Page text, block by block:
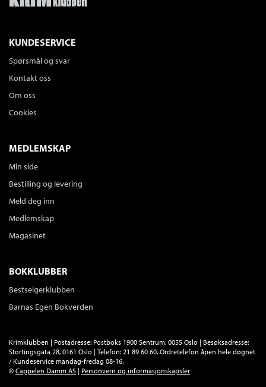
KUNDESERVICE
Spørsmål og svar
Kontakt oss
Om oss
Cookies
MEDLEMSKAP
Min side
Bestilling og levering
Meld deg inn
Medlemskap
Magasinet
BOKKLUBBER
Bestselgerklubben
Barnas Egen Bokverden
Krimklubben | Postadresse: Postboks 1900 Sentrum, 0055 Oslo | Besøksadresse:
Stortingsgata 28, 0161 Oslo | Telefon: 21 89 60 60. Ordretelefon åpen hele døgnet
/ Kundeservice mandag-fredag 08-16.
© Cappelen Damm AS | Personvern og informasjonskapsler